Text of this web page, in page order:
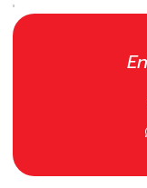
Carretel manual para
Carretel polimatic